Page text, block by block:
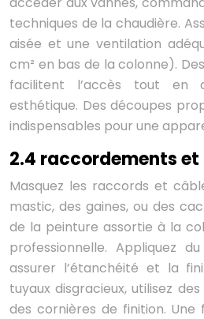
techniques de la chaudière.
aisée et une ventilation
cm² en bas de la colonne).
facilitent l’accès tout en
esthétique. Des découpes
indispensables pour une
2.4 raccordements
Masquez les raccords et
mastic, des gaines, ou des
de la peinture assortie à la
professionnelle. Appliquez
assurer l’étanchéité et la
tuyaux disgracieux, utilisez
des cornières de finition. Une